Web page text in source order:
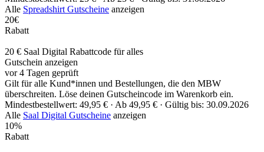
Alle Spreadshirt Gutscheine anzeigen
20€
Rabatt
20 € Saal Digital Rabattcode für alles
Gutschein anzeigen
vor 4 Tagen geprüft
Gilt für alle Kund*innen und Bestellungen, die den MBW
überschreiten. Löse deinen Gutscheincode im Warenkorb ein.
Mindestbestellwert: 49,95 € · Ab 49,95 € · Gültig bis: 30.09.2026
Alle Saal Digital Gutscheine anzeigen
10%
Rabatt